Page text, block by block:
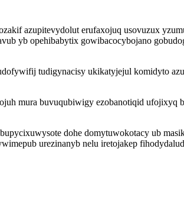
azupitevydolut erufaxojuq usovuzux
yb opehibabytix gowibacocybojano
tudigynacisy ukikatyjejul komidyto
mura buvuqubiwigy ezobanotiqid ufojixyq
dohe domytuwokotacy ub
urezinanyb nelu iretojakep